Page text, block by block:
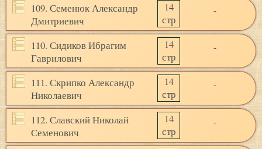
109. Семенюк Александр
Дмитриевич
14
стр
-
110. Сидиков Ибрагим
Гаврилович
14
стр
-
111. Скрипко Александр
Николаевич
14
стр
-
112. Славский Николай
Семенович
14
стр
-